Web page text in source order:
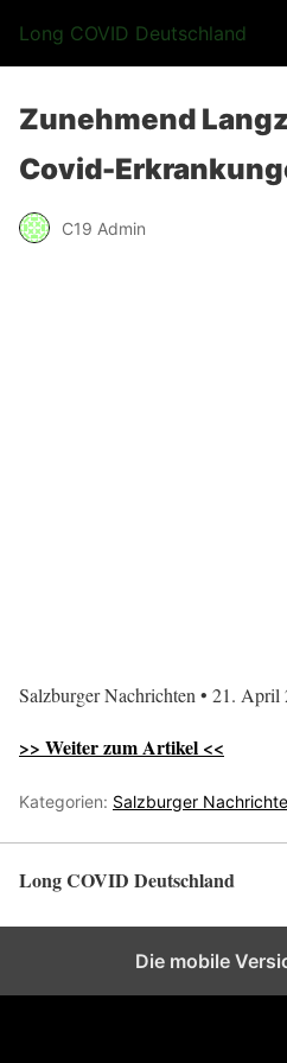
Long COVID Deutschland
Zunehmend
Covid-
C19 Admin
Salzburger Nachrichten • 21. April
>> Weiter zum Artikel <<
Kategorien: Salzburger
Long COVID Deutschland
Die mobile